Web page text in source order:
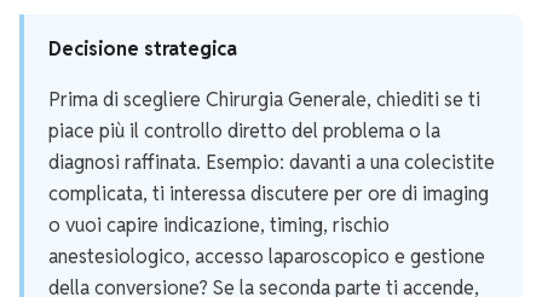
Decisione strategica
Prima di scegliere Chirurgia Generale, chiediti se ti
piace più il controllo diretto del problema o la
diagnosi raffinata. Esempio: davanti a una colecistite
complicata, ti interessa discutere per ore di imaging
o vuoi capire indicazione, timing, rischio
anestesiologico, accesso laparoscopico e gestione
della conversione? Se la seconda parte ti accende,